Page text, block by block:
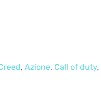
, Azione, Call of duty,